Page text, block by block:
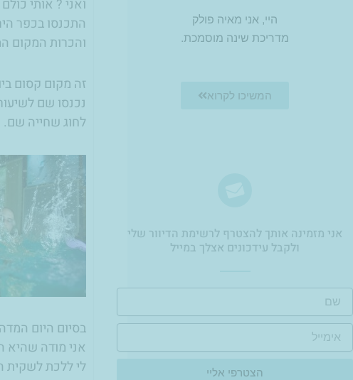
היי, אני מאיה פולק
מדריכת שינה מוסמכת.
המשיכו לקרוא
אני מזמינה אותך להצטרף לרשימת הדיוור שלי
ולקבל עידכונים אצלך במייל​
הצטרפי אליי
ואני ? אותי
התכנסו בכפר
והכרות המקום
זה מקום קסום
נכנסו שם
לחוג שחייה שם.
בסיום היום
אני מודה שהיא
לי ללכת לשקית